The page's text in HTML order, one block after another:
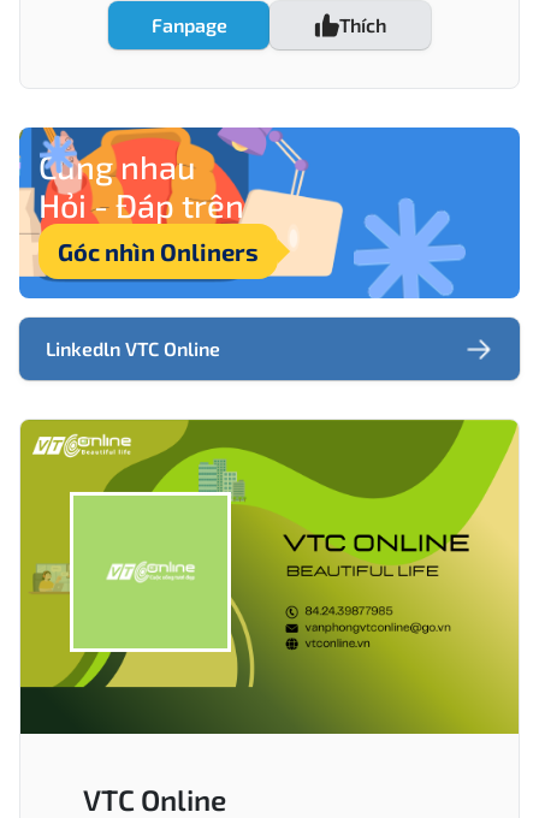
Fanpage Thích
Cùng nhau
Hỏi - Đáp trên
Góc nhìn Onliners
Linkedln VTC Online
VTC Online